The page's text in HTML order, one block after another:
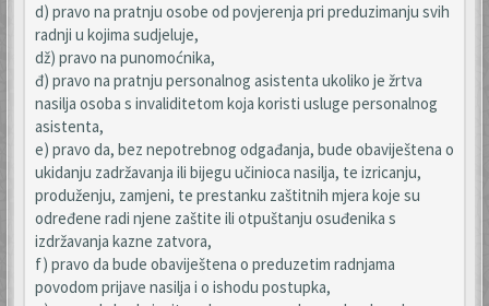
d) pravo na pratnju osobe od povjerenja pri preduzimanju svih
radnji u kojima sudjeluje,
dž) pravo na punomoćnika,
đ) pravo na pratnju personalnog asistenta ukoliko je žrtva
nasilja osoba s invaliditetom koja koristi usluge personalnog
asistenta,
e) pravo da, bez nepotrebnog odgađanja, bude obaviještena o
ukidanju zadržavanja ili bijegu učinioca nasilja, te izricanju,
produženju, zamjeni, te prestanku zaštitnih mjera koje su
određene radi njene zaštite ili otpuštanju osuđenika s
izdržavanja kazne zatvora,
f) pravo da bude obaviještena o preduzetim radnjama
povodom prijave nasilja i o ishodu postupka,